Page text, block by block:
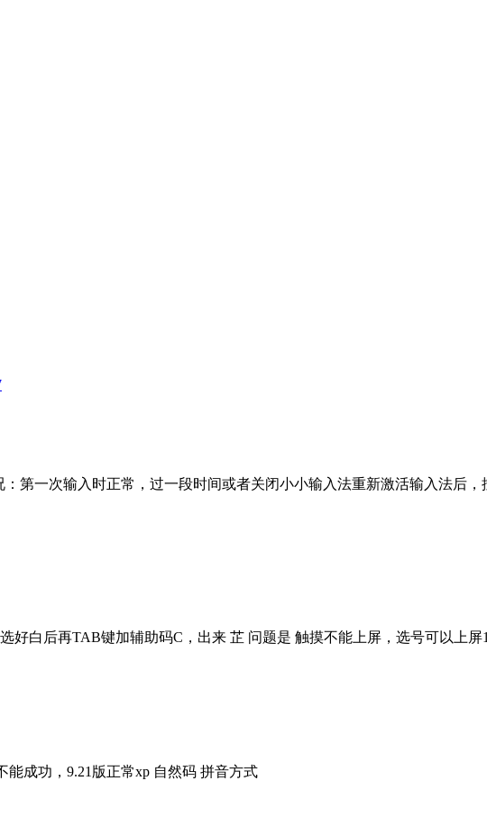
第一次输入时正常，过一段时间或者关闭小小输入法重新激活输入法后
好白后再TAB键加辅助码C，出来 芷 问题是 触摸不能上屏，选号可以上
成功，9.21版正常xp 自然码 拼音方式